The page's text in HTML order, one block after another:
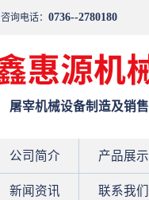
咨询电话：0736--2780180
屠宰机械设备制造及销售
公司简介 产品展示
新闻资讯 联系我们